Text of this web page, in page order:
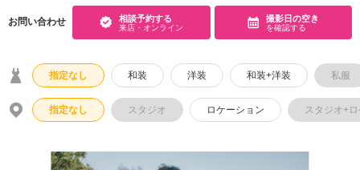
アクセス/TEL スタジオトップ
こだわりポイント
お問い合わせ 相談予約する
来店・オンライン
撮影日の空き
を確認する
指定なし 和装 洋装 和装+洋装 私服
指定なし スタジオ ロケーション スタジオ+